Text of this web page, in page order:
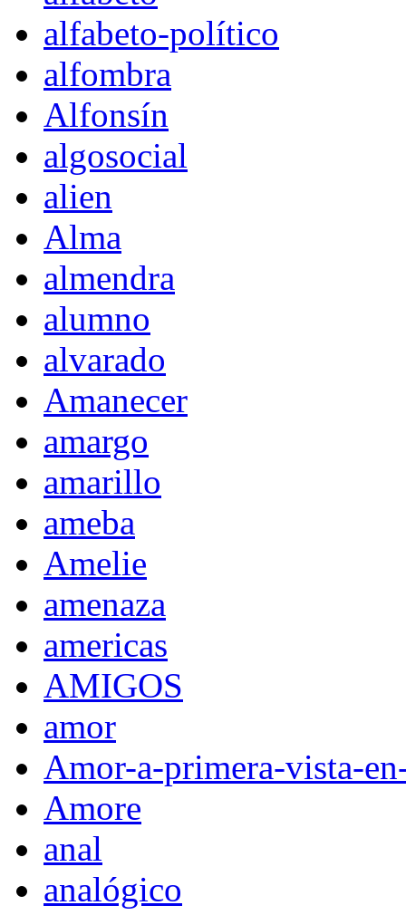
alfabeto-político
alfombra
Alfonsín
algosocial
alien
Alma
almendra
alumno
alvarado
Amanecer
amargo
amarillo
ameba
Amelie
amenaza
americas
AMIGOS
amor
Amor-a-primera-vista-
Amore
anal
analógico